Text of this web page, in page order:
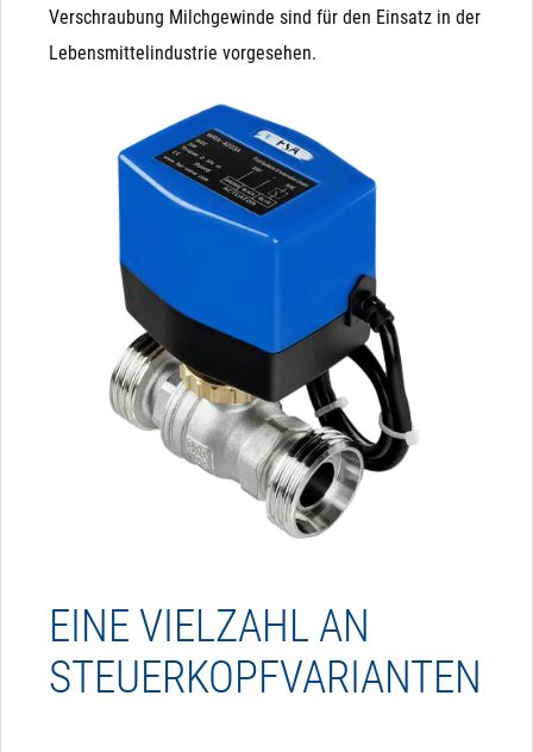
Verschraubung Milchgewinde sind für den Einsatz in der
Lebensmittelindustrie vorgesehen.
EINE VIELZAHL AN
STEUERKOPFVARIANTEN